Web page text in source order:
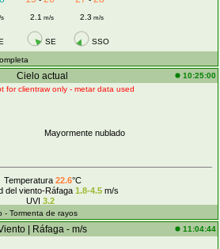
2.1 m/s 2.3 m/s
SE SSO
Cielo actual
for clientraw only - metar data used
10:25:00
Mayormente nublado
Temperatura 22.6°C
del viento-Ráfaga 1.8-4.5m/s
UVI 3.2
- Tormenta de rayos
| Ráfaga - m/s 11:04:44